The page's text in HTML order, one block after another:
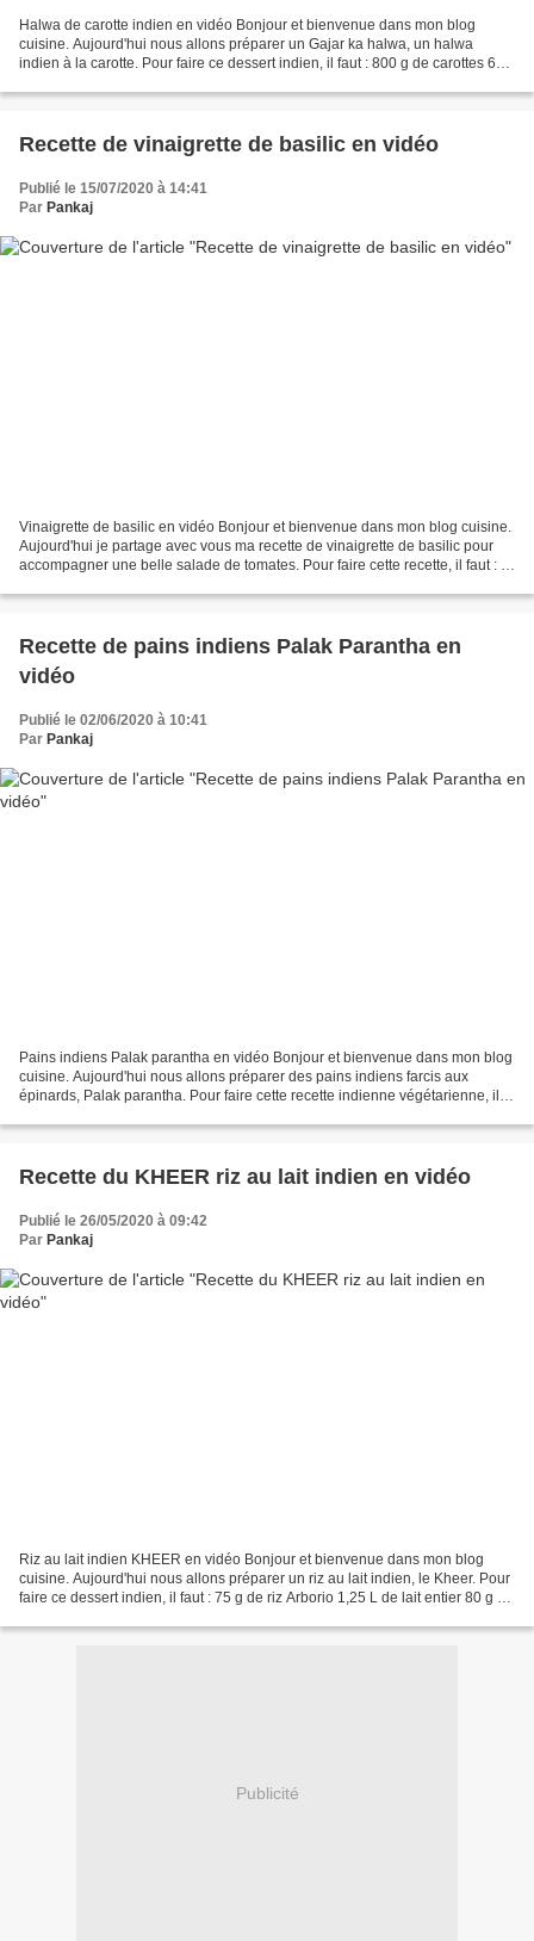
Halwa de carotte indien en vidéo Bonjour et bienvenue dans mon blog
cuisine. Aujourd'hui nous allons préparer un Gajar ka halwa, un halwa
indien à la carotte. Pour faire ce dessert indien, il faut : 800 g de carottes 60
Recette de vinaigrette de basilic en vidéo
Publié le 15/07/2020 à 14:41
Par Pankaj
Vinaigrette de basilic en vidéo Bonjour et bienvenue dans mon blog cuisine.
Aujourd'hui je partage avec vous ma recette de vinaigrette de basilic pour
accompagner une belle salade de tomates. Pour faire cette recette, il faut : 1
Recette de pains indiens Palak Parantha en
vidéo
Publié le 02/06/2020 à 10:41
Par Pankaj
Pains indiens Palak parantha en vidéo Bonjour et bienvenue dans mon blog
cuisine. Aujourd'hui nous allons préparer des pains indiens farcis aux
épinards, Palak parantha. Pour faire cette recette indienne végétarienne, il
Recette du KHEER riz au lait indien en vidéo
Publié le 26/05/2020 à 09:42
Par Pankaj
Riz au lait indien KHEER en vidéo Bonjour et bienvenue dans mon blog
cuisine. Aujourd'hui nous allons préparer un riz au lait indien, le Kheer. Pour
faire ce dessert indien, il faut : 75 g de riz Arborio 1,25 L de lait entier 80 g de
Publicité